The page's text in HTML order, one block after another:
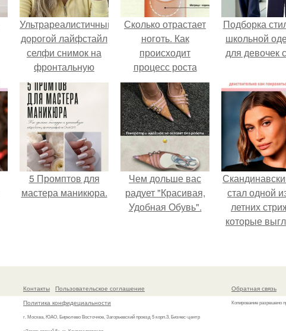
Ультрареалистичный
дорогой лайфстайл
селфи снимок на
фронтальную
камеру.
Сколько отрастает
ноготь. Как
происходит
процесс роста
ногтей
Подборка
школьной
для девочек
5 Промптов для
мастера маникюра.
Чем дольше вас
радует "Красивая,
Удобная Обувь".
стал одной
летних
которые
Контакты
Пользовательское соглашение
Политика конфидециальности
г. Москва, ЮАО, Бирюлево Восточное, Загорьевский проезд 5 корп.3, Бизнес-центр
Обратная связь
Копирование разрешено